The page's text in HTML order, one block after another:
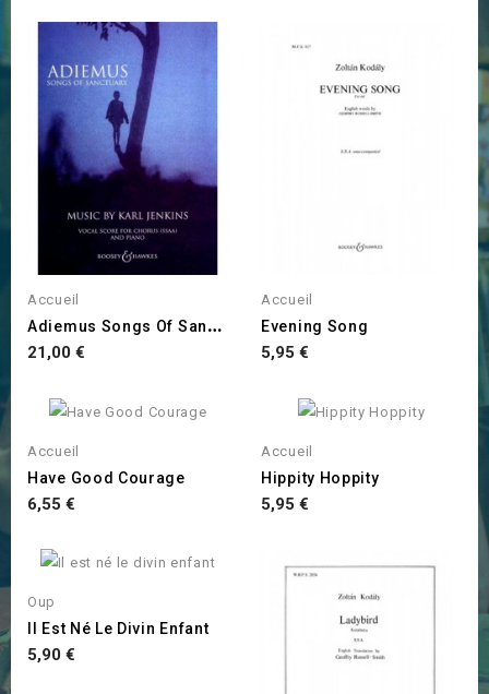
Accueil
A
Diemus Songs Of Sanctuary
Prix
21,00 €
Accueil
Evening Song
Prix
5,95 €
Accueil
Have Good Courage
Prix
6,55 €
Accueil
Hippity Hoppity
Prix
5,95 €
Oup
Il Est Né Le Divin Enfant
Prix
5,90 €